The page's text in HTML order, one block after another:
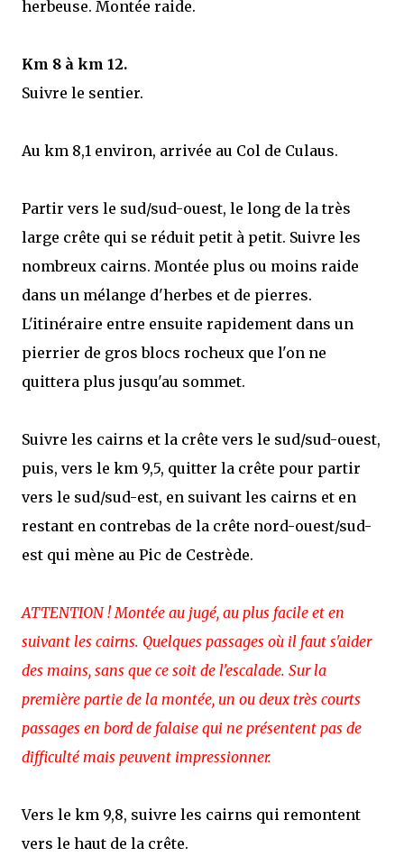
herbeuse. Montée raide.
Km 8 à km 12.
Suivre le sentier.
Au km 8,1 environ, arrivée au Col de Culaus.
Partir vers le sud/sud-ouest, le long de la très
large crête qui se réduit petit à petit. Suivre les
nombreux cairns. Montée plus ou moins raide
dans un mélange d'herbes et de pierres.
L'itinéraire entre ensuite rapidement dans un
pierrier de gros blocs rocheux que l'on ne
quittera plus jusqu'au sommet.
Suivre les cairns et la crête vers le sud/sud-ouest,
puis, vers le km 9,5, quitter la crête pour partir
vers le sud/sud-est, en suivant les cairns et en
restant en contrebas de la crête nord-ouest/sud-
est qui mène au Pic de Cestrède.
ATTENTION ! Montée au jugé, au plus facile et en
suivant les cairns. Quelques passages où il faut s'aider
des mains, sans que ce soit de l'escalade. Sur la
première partie de la montée, un ou deux très courts
passages en bord de falaise qui ne présentent pas de
difficulté mais peuvent impressionner.
Vers le km 9,8, suivre les cairns qui remontent
vers le haut de la crête.